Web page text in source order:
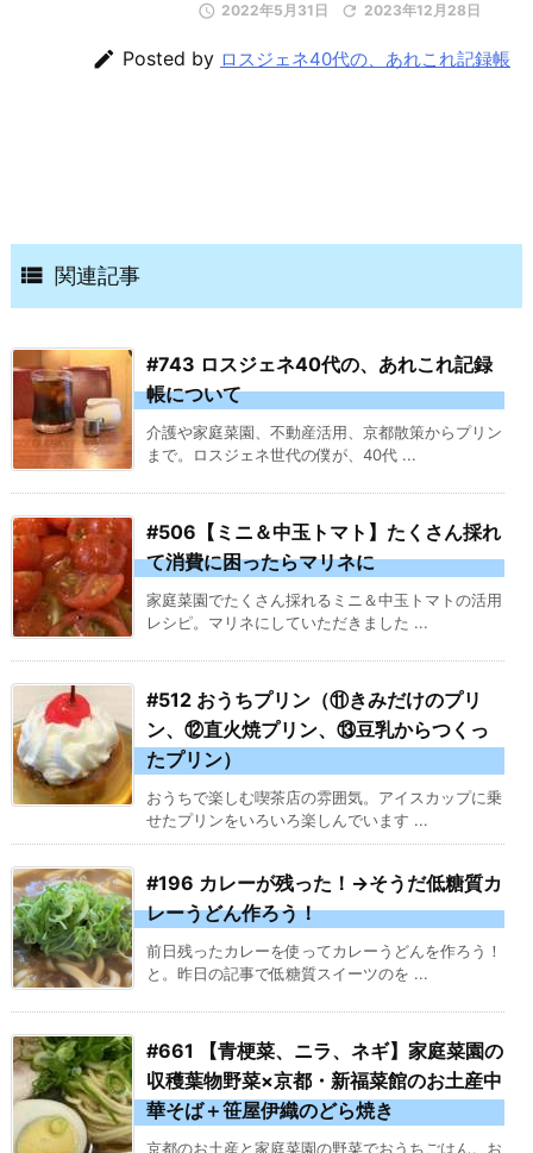
 2022年5月31日  2023年12月28日
 Posted by ロスジェネ40代の、あれこれ記録帳
 関連記事
#743 ロスジェネ40代の、あれこれ記録
帳について
介護や家庭菜園、不動産活用、京都散策からプリン
まで。ロスジェネ世代の僕が、40代 ...
#506【ミニ＆中玉トマト】たくさん採れ
て消費に困ったらマリネに
家庭菜園でたくさん採れるミニ＆中玉トマトの活用
レシピ。マリネにしていただきました ...
#512 おうちプリン（⑪きみだけのプリ
ン、⑫直火焼プリン、⑬豆乳からつくっ
たプリン）
おうちで楽しむ喫茶店の雰囲気。アイスカップに乗
せたプリンをいろいろ楽しんでいます ...
#196 カレーが残った！→そうだ低糖質カ
レーうどん作ろう！
前日残ったカレーを使ってカレーうどんを作ろう！
と。昨日の記事で低糖質スイーツのを ...
#661 【青梗菜、ニラ、ネギ】家庭菜園の
収穫葉物野菜×京都・新福菜館のお土産中
華そば＋笹屋伊織のどら焼き
京都のお土産と家庭菜園の野菜でおうちごはん。お